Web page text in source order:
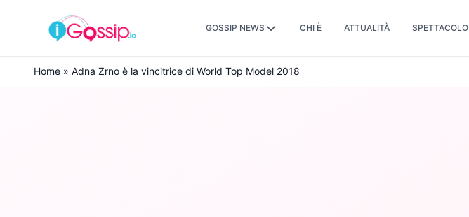
Skip to content
GOSSIP NEWS CHI È ATTUALITÀ SPETTACOLO
Home » Adna Zrno è la vincitrice di World Top Model 2018